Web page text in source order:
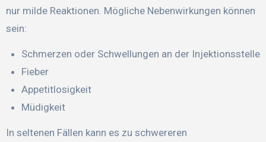
nur milde Reaktionen. Mögliche Nebenwirkungen können
sein:
Schmerzen oder Schwellungen an der Injektionsstelle
Fieber
Appetitlosigkeit
Müdigkeit
In seltenen Fällen kann es zu schwereren